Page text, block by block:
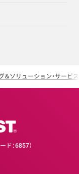
＆ソリューション・サービス
ド：6857）